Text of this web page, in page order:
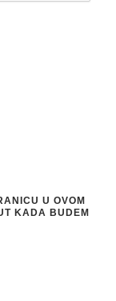
U OVOM
KADA BUDEM